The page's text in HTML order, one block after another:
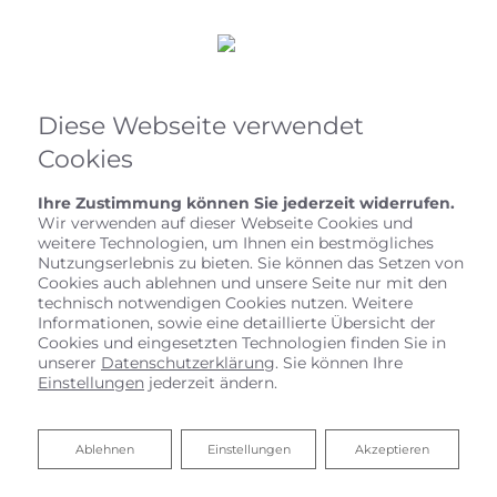
Zentralstaubsauger von
Diese Webseite verwendet
Cookies
Ihre Zustimmung können Sie jederzeit widerrufen.
Wir verwenden auf dieser Webseite Cookies und
weitere Technologien, um Ihnen ein bestmögliches
Nutzungserlebnis zu bieten. Sie können das Setzen von
Cookies auch ablehnen und unsere Seite nur mit den
technisch notwendigen Cookies nutzen. Weitere
Informationen, sowie eine detaillierte Übersicht der
Cookies und eingesetzten Technologien finden Sie in
unserer Datenschutzerklärung. Sie können Ihre
Einstellungen jederzeit ändern.
Akzeptieren
Einstellungen
Ablehnen
Ablehnen